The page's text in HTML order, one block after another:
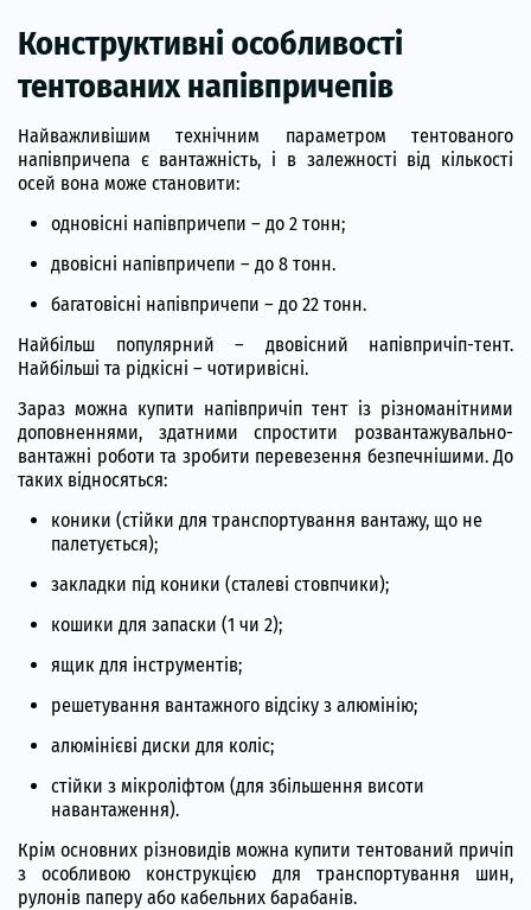
Конструктивні особливості
тентованих напівпричепів
Найважливішим технічним параметром тентованого
напівпричепа є вантажність, і в залежності від кількості
осей вона може становити:
одновісні напівпричепи – до 2 тонн;
двовісні напівпричепи – до 8 тонн.
багатовісні напівпричепи – до 22 тонн.
Найбільш популярний – двовісний напівпричіп-тент.
Найбільші та рідкісні – чотиривісні.
Зараз можна купити напівпричіп тент із різноманітними
доповненнями, здатними спростити розвантажувально-
вантажні роботи та зробити перевезення безпечнішими. До
таких відносяться:
коники (стійки для транспортування вантажу, що не
палетується);
закладки під коники (сталеві стовпчики);
кошики для запаски (1 чи 2);
ящик для інструментів;
решетування вантажного відсіку з алюмінію;
алюмінієві диски для коліс;
стійки з мікроліфтом (для збільшення висоти
навантаження).
Крім основних різновидів можна купити тентований причіп
з особливою конструкцією для транспортування шин,
рулонів паперу або кабельних барабанів.